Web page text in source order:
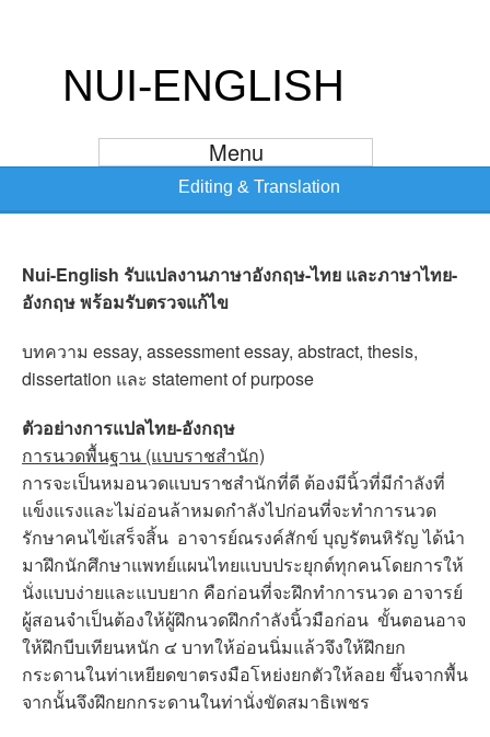
NUI-ENGLISH
Menu
Editing & Translation
Nui-English รับแปลงานภาษาอังกฤษ-ไทย และภาษาไทย-
อังกฤษ พร้อมรับตรวจแก้ไข
บทความ essay, assessment essay, abstract, thesis,
dissertation และ statement of purpose
ตัวอย่างการแปลไทย-อังกฤษ
การนวดพื้นฐาน (แบบราชสำนัก)
การจะเป็นหมอนวดแบบราชสำนักที่ดี ต้องมีนิ้วที่มีกำลังที่
แข็งแรงและไม่อ่อนล้าหมดกำลังไปก่อนที่จะทำการนวด
รักษาคนไข้เสร็จสิ้น อาจารย์ณรงค์สักข์ บุญรัตนหิรัญ ได้นำ
มาฝึกนักศึกษาแพทย์แผนไทยแบบประยุกต์ทุกคนโดยการให้
นั่งแบบง่ายและแบบยาก คือก่อนที่จะฝึกทำการนวด อาจารย์
ผู้สอนจำเป็นต้องให้ผู้ฝึกนวดฝึกกำลังนิ้วมือก่อน ขั้นตอนอาจ
ให้ฝึกบีบเทียนหนัก ๔ บาทให้อ่อนนิ่มแล้วจึงให้ฝึกยก
กระดานในท่าเหยียดขาตรงมือโหย่งยกตัวให้ลอย ขึ้นจากพื้น
จากนั้นจึงฝึกยกกระดานในท่านั่งขัดสมาธิเพชร